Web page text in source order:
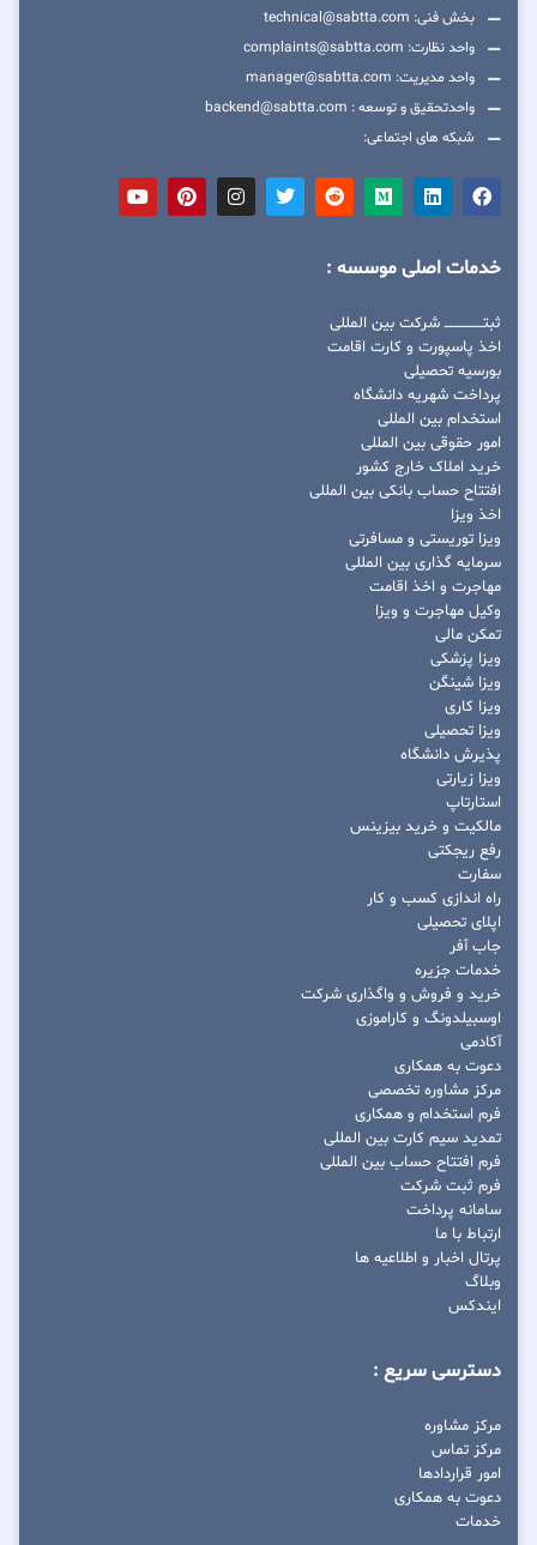
بخش فنی: technical@sabtta.com
واحد نظارت: complaints@sabtta.com
واحد مدیریت: manager@sabtta.com
واحدتحقیق و توسعه : backend@sabtta.com
شبکه های اجتماعی:
خدمات اصلی موسسه :
ثبتــــــــــــــــ شرکت بین المللی
اخذ پاسپورت و کارت اقامت
بورسیه تحصیلی
پرداخت شهریه دانشگاه
استخدام بین المللی
امور حقوقی بین المللی
خرید املاک خارج کشور
افتتاح حساب بانکی بین المللی
اخذ ویزا
ویزا توریستی و مسافرتی
سرمایه گذاری بین المللی
مهاجرت و اخذ اقامت
وکیل مهاجرت و ویزا
تمکن مالی
ویزا پزشکی
ویزا شینگن
ویزا کاری
ویزا تحصیلی
پذیرش دانشگاه
ویزا زیارتی
استارتاپ
مالکیت و خرید بیزینس
رفع ریجکتی
سفارت
راه اندازی کسب و کار
اپلای تحصیلی
جاب آفر
خدمات جزیره
خرید و فروش و واگذاری شرکت
اوسبیلدونگ و کاراموزی
آکادمی
دعوت به همکاری
مرکز مشاوره تخصصی
فرم استخدام و همکاری
تمدید سیم کارت بین المللی
فرم افتتاح حساب بین المللی
فرم ثبت شرکت
سامانه پرداخت
ارتباط با ما
پرتال اخبار و اطلاعیه ها
وبلاگ
ایندکس
دسترسی سریع :
مرکز مشاوره
مرکز تماس
امور قراردادها
دعوت به همکاری
خدمات